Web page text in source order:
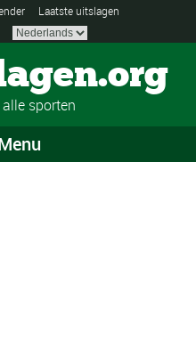
Laatste uitslagen
sporten